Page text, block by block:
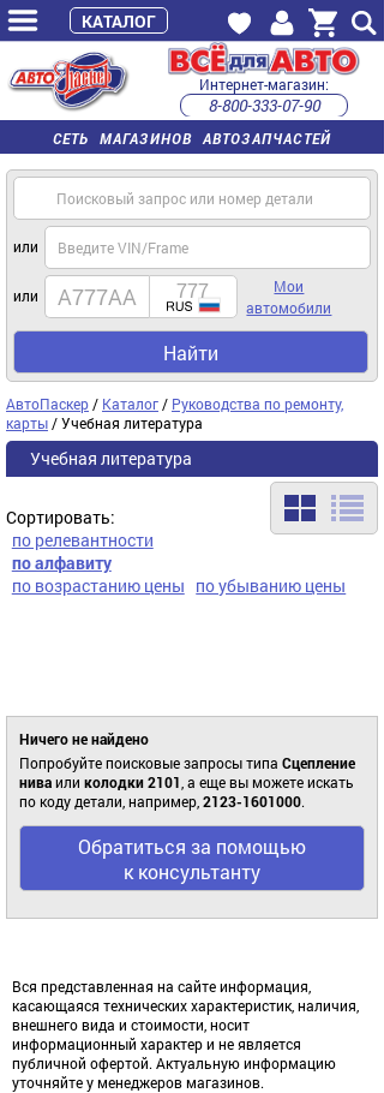
СЕТЬ МАГАЗИНОВ АВТОЗАПЧАСТЕЙ
Интернет-магазин:
8-800-333-07-90
часы работы с 9:00 до 22:00 (пн-пт)
или
или
Мои
автомобили
Найти
АвтоПаскер / Каталог / Руководства по ремонту,
карты / Учебная литература
Учебная литература
Сортировать:
по релевантности
по алфавиту
по возрастанию цены по убыванию цены
Ничего не найдено
Попробуйте поисковые запросы типа Сцепление
ниваили колодки 2101, а еще вы можете искать
по коду детали, например,2123-1601000.
Обратиться за помощью
к консультанту
Вся представленная на сайте информация,
касающаяся технических характеристик, наличия,
внешнего вида и стоимости, носит
информационный характер и не является
публичной офертой. Актуальную информацию
уточняйте у менеджеров магазинов.
КАТАЛОГ